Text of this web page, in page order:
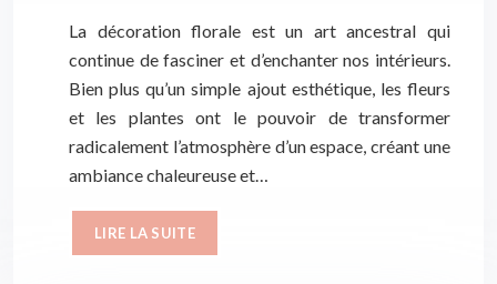
La décoration florale est un art ancestral qui
continue de fasciner et d’enchanter nos intérieurs.
Bien plus qu’un simple ajout esthétique, les fleurs
et les plantes ont le pouvoir de transformer
radicalement l’atmosphère d’un espace, créant une
ambiance chaleureuse et…
LIRE LA SUITE